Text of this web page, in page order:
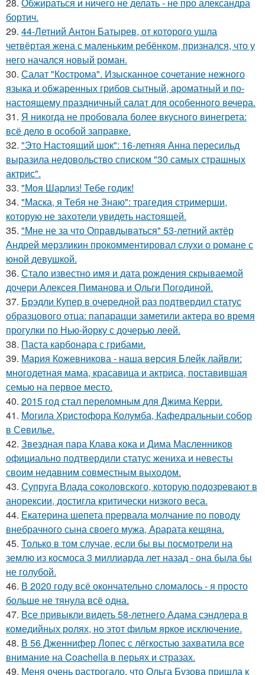
бортич.
29. 44-Летний Антон Батырев, от которого ушла
четвёртая жена с маленьким ребёнком, признался, что у
него начался новый роман.
30. Салат "Кострома". Изысканное сочетание нежного
языка и обжаренных грибов сытный, ароматный и по-
настоящему праздничный салат для особенного вечера.
31. Я никогда не пробовала более вкусного винегрета:
всё дело в особой заправке.
32. "Это Настоящий шок": 16-летняя Анна пересильд
выразила недовольство списком "30 самых страшных
актрис".
33. "Моя Шарлиз! Тебе годик!
34. "Маска, я Тебя не Знаю": трагедия стримерши,
которую не захотели увидеть настоящей.
35. "Мне не за что Оправдываться" 53-летний актёр
Андрей мерзликин прокомментировал слухи о романе с
юной девушкой.
36. Стало известно имя и дата рождения скрываемой
дочери Алексея Пиманова и Ольги Погодиной.
37. Брэдли Купер в очередной раз подтвердил статус
образцового отца: папарацци заметили актера во время
прогулки по Нью-йорку с дочерью леей.
38. Паста карбонара с грибами.
39. Мария Кожевникова - наша версия Блейк лайвли:
многодетная мама, красавица и актриса, поставившая
семью на первое место.
40. 2015 год стал переломным для Джима Керри.
41. Могила Христофора Колумба, Кафедральныи собор
в Севилье.
42. Звездная пара Клава кока и Дима Масленников
официально подтвердили статус жениха и невесты
своим недавним совместным выходом.
43. Супруга Влада соколовского, которую подозревают в
анорексии, достигла критически низкого веса.
44. Екатерина шепета прервала молчание по поводу
внебрачного сына своего мужа, Арарата кещяна.
45. Только в том случае, если бы вы посмотрели на
землю из космоса 3 миллиарда лет назад - она была бы
не голубой.
46. В 2020 году всё окончательно сломалось - я просто
больше не тянула всё одна.
47. Все привыкли видеть 58-летнего Адама сэндлера в
комедийных ролях, но этот фильм яркое исключение.
48. В 56 Дженнифер Лопес с лёгкостью захватила все
внимание на Coachella в перьях и стразах.
49. Меня очень растрогало, что Ольга Бузова пришла к